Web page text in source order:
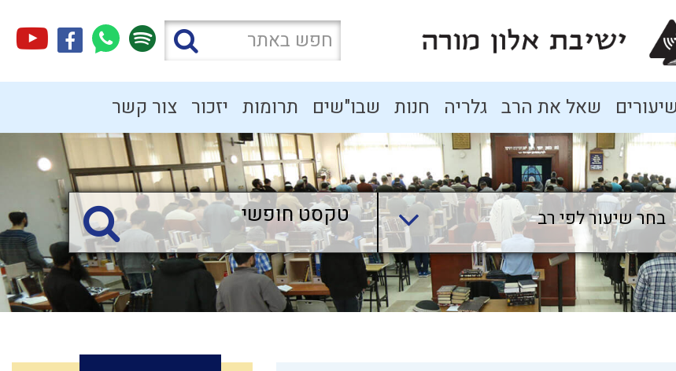
שאל את הרב גלריה חנות שבו"שים תרומות יזכור צור קשר
בחר שיעור לפי רב